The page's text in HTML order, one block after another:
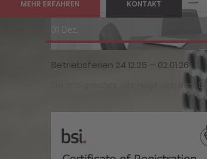
MEHR ERFAHREN KONTAKT
01 Dez.
Betriebsferien 24.12.25 – 02.01.26
Ein erfolgreiches Jahr neigt sich dem